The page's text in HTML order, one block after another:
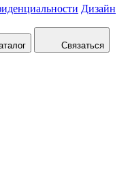
Дизайн
Связаться